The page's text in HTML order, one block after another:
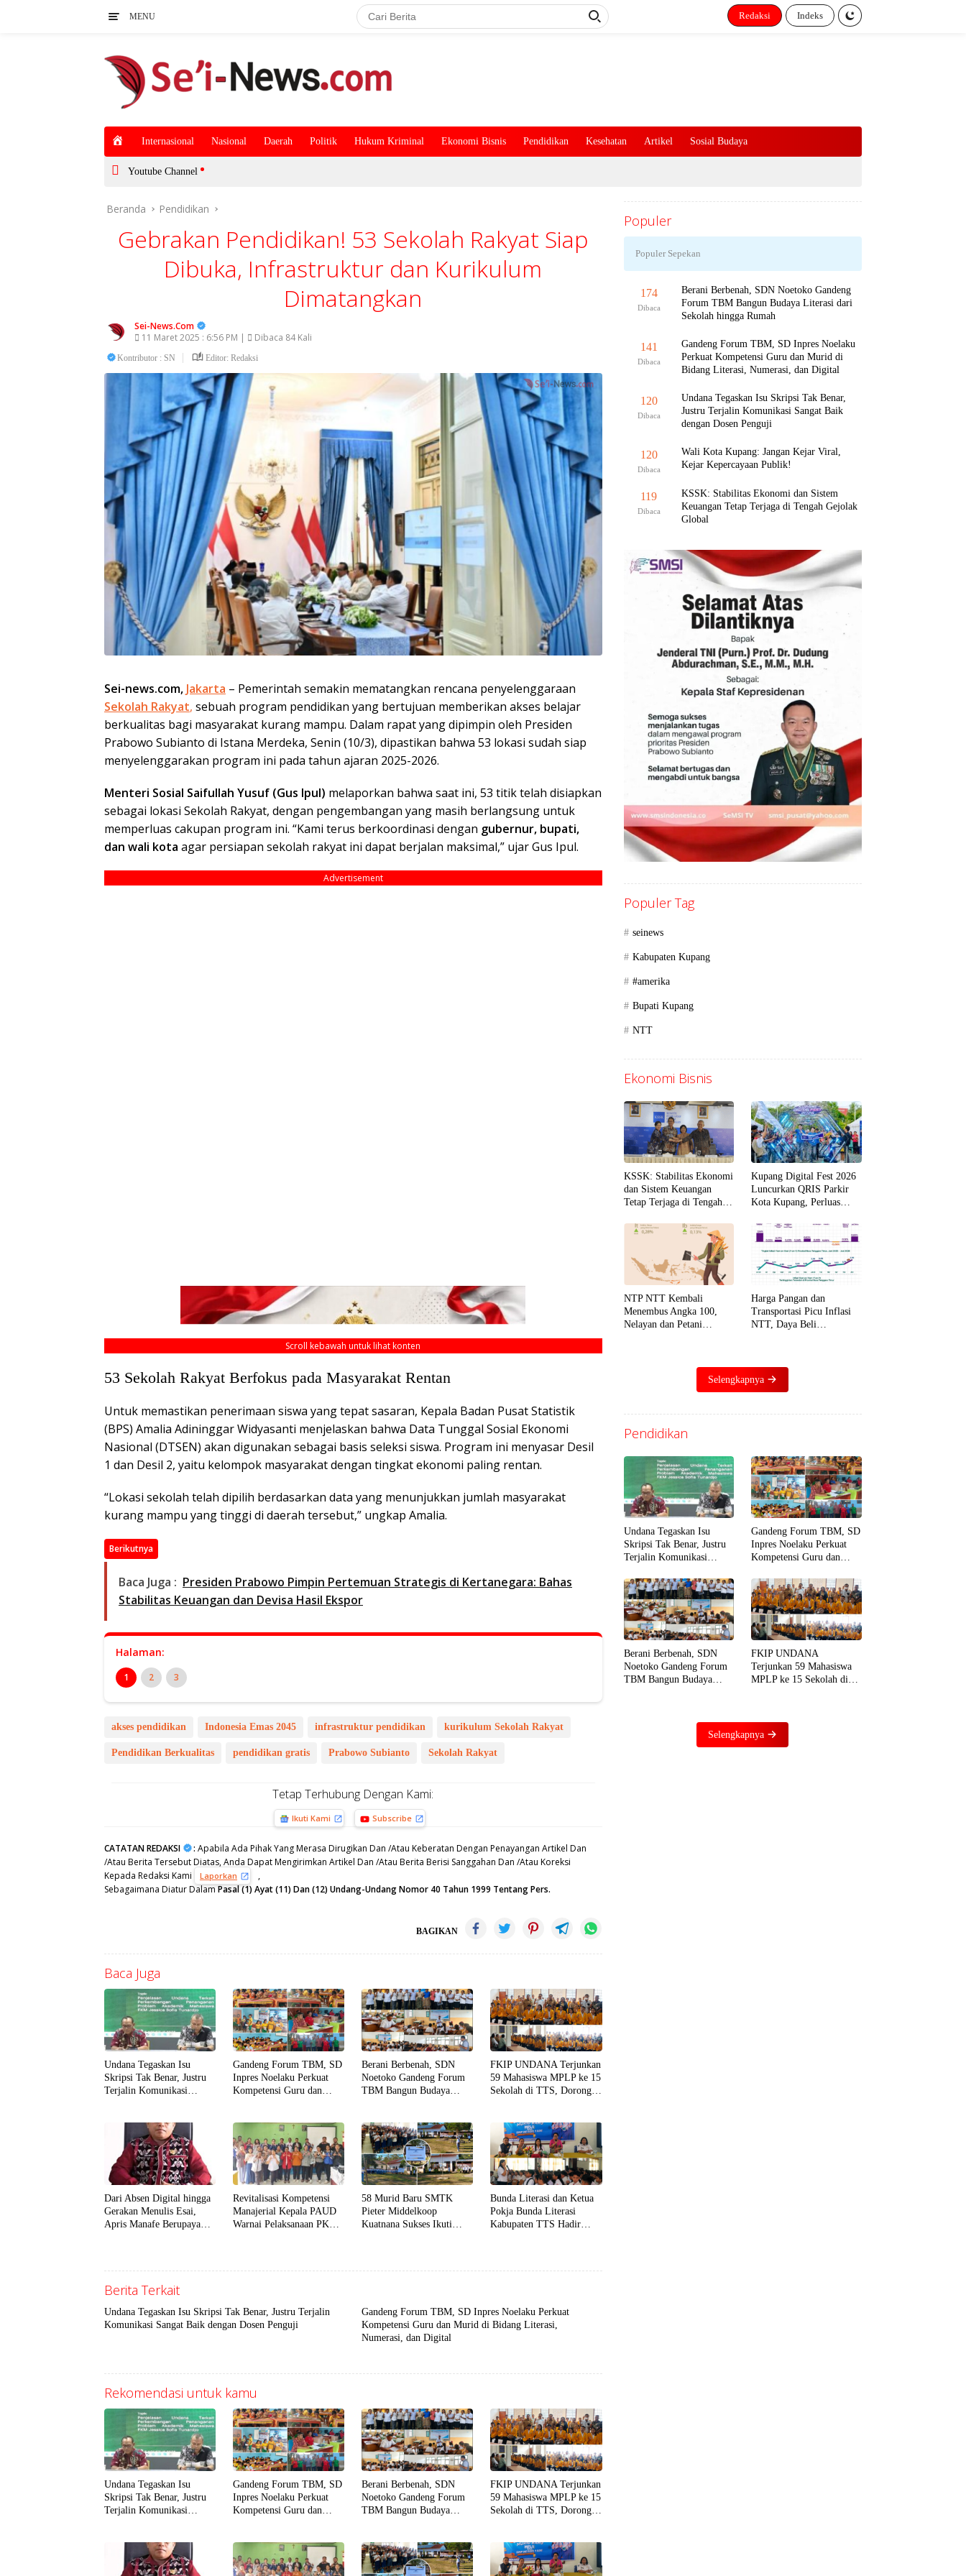
MENU Redaksi Indeks
m
Internasional Nasional Daerah Politik Hukum Kriminal Ekonomi Bisnis Pendidikan Kesehatan Artikel Sosial Budaya
Youtube Channel
Beranda Pendidikan
Gebrakan Pendidikan! 53 Sekolah Rakyat Siap
Dibuka, Infrastruktur dan Kurikulum
Dimatangkan
Sei-News.Com
11 Maret 2025 : 6:56 PM |
Dibaca 84 Kali
Kontributor : SN Editor: Redaksi
Sei-news.com, Jakarta – Pemerintah semakin mematangkan rencana penyelenggaraan
Sekolah Rakyat, sebuah program pendidikan yang bertujuan memberikan akses belajar
berkualitas bagi masyarakat kurang mampu. Dalam rapat yang dipimpin oleh Presiden
Prabowo Subianto di Istana Merdeka, Senin (10/3), dipastikan bahwa 53 lokasi sudah siap
menyelenggarakan program ini pada tahun ajaran 2025-2026.
Menteri Sosial Saifullah Yusuf (Gus Ipul) melaporkan bahwa saat ini, 53 titik telah disiapkan
sebagai lokasi Sekolah Rakyat, dengan pengembangan yang masih berlangsung untuk
memperluas cakupan program ini. “Kami terus berkoordinasi dengan gubernur, bupati,
dan wali kota agar persiapan sekolah rakyat ini dapat berjalan maksimal,” ujar Gus Ipul.
Advertisement
Scroll kebawah untuk lihat konten
53 Sekolah Rakyat Berfokus pada Masyarakat Rentan
Untuk memastikan penerimaan siswa yang tepat sasaran, Kepala Badan Pusat Statistik
(BPS) Amalia Adininggar Widyasanti menjelaskan bahwa Data Tunggal Sosial Ekonomi
Nasional (DTSEN) akan digunakan sebagai basis seleksi siswa. Program ini menyasar Desil
1 dan Desil 2, yaitu kelompok masyarakat dengan tingkat ekonomi paling rentan.
“Lokasi sekolah telah dipilih berdasarkan data yang menunjukkan jumlah masyarakat
kurang mampu yang tinggi di daerah tersebut,” ungkap Amalia.
Berikutnya
Baca Juga : Presiden Prabowo Pimpin Pertemuan Strategis di Kertanegara: Bahas
Stabilitas Keuangan dan Devisa Hasil Ekspor
Halaman:
1 2 3
akses pendidikan Indonesia Emas 2045 infrastruktur pendidikan kurikulum Sekolah Rakyat
Pendidikan Berkualitas pendidikan gratis Prabowo Subianto Sekolah Rakyat
Tetap Terhubung Dengan Kami:
Ikuti Kami Subscribe
CATATAN REDAKSI : Apabila Ada Pihak Yang Merasa Dirugikan Dan /Atau Keberatan Dengan Penayangan Artikel Dan
/Atau Berita Tersebut Diatas, Anda Dapat Mengirimkan Artikel Dan /Atau Berita Berisi Sanggahan Dan /Atau Koreksi
Kepada Redaksi Kami
Laporkan
,
Sebagaimana Diatur DalamPasal (1) Ayat (11) Dan (12) Undang-Undang Nomor 40 Tahun 1999 Tentang Pers.
BAGIKAN
Baca Juga
Undana Tegaskan Isu
Skripsi Tak Benar, Justru
Terjalin Komunikasi
Gandeng Forum TBM, SD
Inpres Noelaku Perkuat
Kompetensi Guru dan
Berani Berbenah, SDN
Noetoko Gandeng Forum
TBM Bangun Budaya
FKIP UNDANA Terjunkan
59 Mahasiswa MPLP ke 15
Sekolah di TTS, Dorong
Dari Absen Digital hingga
Gerakan Menulis Esai,
Apris Manafe Berupaya
Revitalisasi Kompetensi
Manajerial Kepala PAUD
Warnai Pelaksanaan PKM
58 Murid Baru SMTK
Pieter Middelkoop
Kuatnana Sukses Ikuti
Bunda Literasi dan Ketua
Pokja Bunda Literasi
Kabupaten TTS Hadir
Berita Terkait
Undana Tegaskan Isu Skripsi Tak Benar, Justru Terjalin
Komunikasi Sangat Baik dengan Dosen Penguji
Gandeng Forum TBM, SD Inpres Noelaku Perkuat
Kompetensi Guru dan Murid di Bidang Literasi,
Numerasi, dan Digital
Rekomendasi untuk kamu
Undana Tegaskan Isu
Skripsi Tak Benar, Justru
Terjalin Komunikasi
Gandeng Forum TBM, SD
Inpres Noelaku Perkuat
Kompetensi Guru dan
Berani Berbenah, SDN
Noetoko Gandeng Forum
TBM Bangun Budaya
FKIP UNDANA Terjunkan
59 Mahasiswa MPLP ke 15
Sekolah di TTS, Dorong
Populer
Populer Sepekan
174
Dibaca
Berani Berbenah, SDN Noetoko Gandeng
Forum TBM Bangun Budaya Literasi dari
Sekolah hingga Rumah
141
Dibaca
Gandeng Forum TBM, SD Inpres Noelaku
Perkuat Kompetensi Guru dan Murid di
Bidang Literasi, Numerasi, dan Digital
120
Dibaca
Undana Tegaskan Isu Skripsi Tak Benar,
Justru Terjalin Komunikasi Sangat Baik
dengan Dosen Penguji
120
Dibaca
Wali Kota Kupang: Jangan Kejar Viral,
Kejar Kepercayaan Publik!
119
Dibaca
KSSK: Stabilitas Ekonomi dan Sistem
Keuangan Tetap Terjaga di Tengah Gejolak
Global
Populer Tag
seinews
Kabupaten Kupang
#amerika
Bupati Kupang
NTT
Ekonomi Bisnis
KSSK: Stabilitas Ekonomi
dan Sistem Keuangan
Tetap Terjaga di Tengah
Kupang Digital Fest 2026
Luncurkan QRIS Parkir
Kota Kupang, Perluas
Publik di NTT
NTP NTT Kembali
Menembus Angka 100,
Nelayan dan Petani
Harga Pangan dan
Transportasi Picu Inflasi
NTT, Daya Beli
Selengkapnya
Pendidikan
Undana Tegaskan Isu
Skripsi Tak Benar, Justru
Terjalin Komunikasi
Penguji
Gandeng Forum TBM, SD
Inpres Noelaku Perkuat
Kompetensi Guru dan
Numerasi, dan Digital
Berani Berbenah, SDN
Noetoko Gandeng Forum
TBM Bangun Budaya
FKIP UNDANA
Terjunkan 59 Mahasiswa
MPLP ke 15 Sekolah di
Selengkapnya